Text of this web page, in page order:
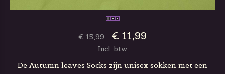
€ 15,99 € 11,99
Incl. btw
De Autumn leaves Socks zijn unisex sokken met een